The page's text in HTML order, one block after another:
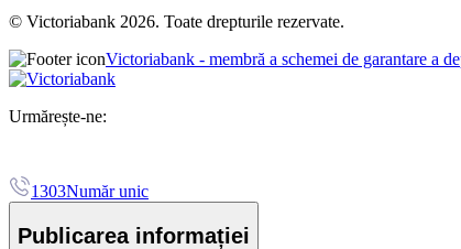
© Victoriabank 2026. Toate drepturile rezervate.
Victoriabank - membră a schemei de garantare a
Urmărește-ne:
1303Număr unic
Publicarea informației